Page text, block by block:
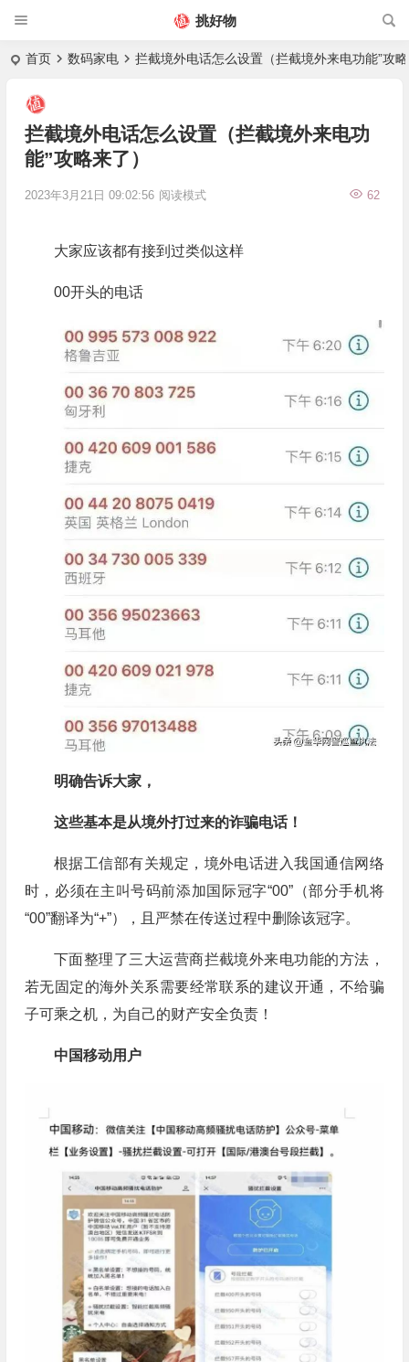
挑好物
首页 数码家电 拦截境外电话怎么设置（拦截境外来电功能”攻
拦截境外电话怎么设置（拦截境外来电功
能”攻略来了）
2023年3月21日 09:02:56 62
阅读模式
大家应该都有接到过类似这样
00开头的电话
明确告诉大家，
这些基本是从境外打过来的诈骗电话！
根据工信部有关规定，境外电话进入我国通信网络
时，必须在主叫号码前添加国际冠字“00”（部分手机将
“00”翻译为“+”），且严禁在传送过程中删除该冠字。
下面整理了三大运营商拦截境外来电功能的方法，
若无固定的海外关系需要经常联系的建议开通，不给骗
子可乘之机，为自己的财产安全负责！
中国移动用户